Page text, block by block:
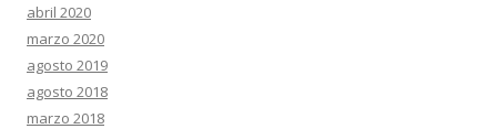
abril 2020
marzo 2020
agosto 2019
agosto 2018
marzo 2018